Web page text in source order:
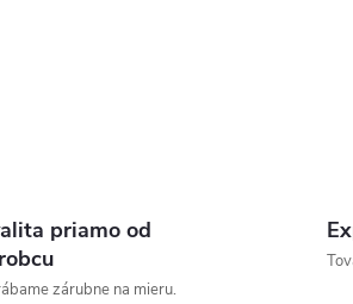
priamo od
zárubne na mieru.